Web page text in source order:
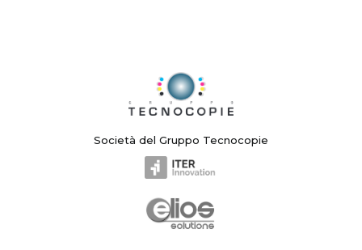
Società del Gruppo Tecnocopie